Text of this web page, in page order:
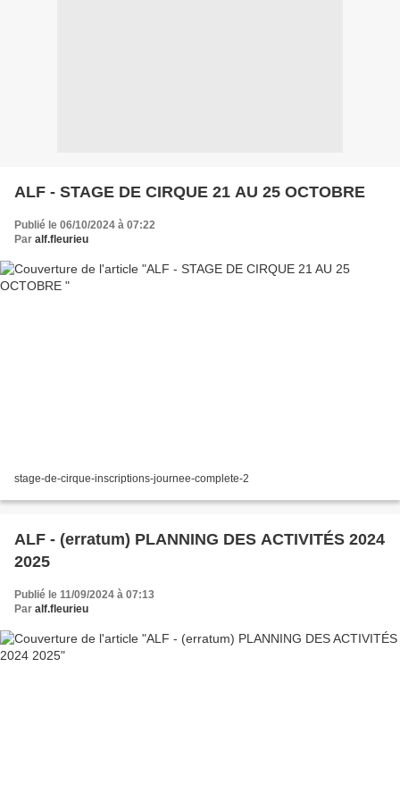
ALF - STAGE DE CIRQUE 21 AU 25 OCTOBRE
Publié le 06/10/2024 à 07:22
Par alf.fleurieu
stage-de-cirque-inscriptions-journee-complete-2
ALF - (erratum) PLANNING DES ACTIVITÉS 2024
2025
Publié le 11/09/2024 à 07:13
Par alf.fleurieu